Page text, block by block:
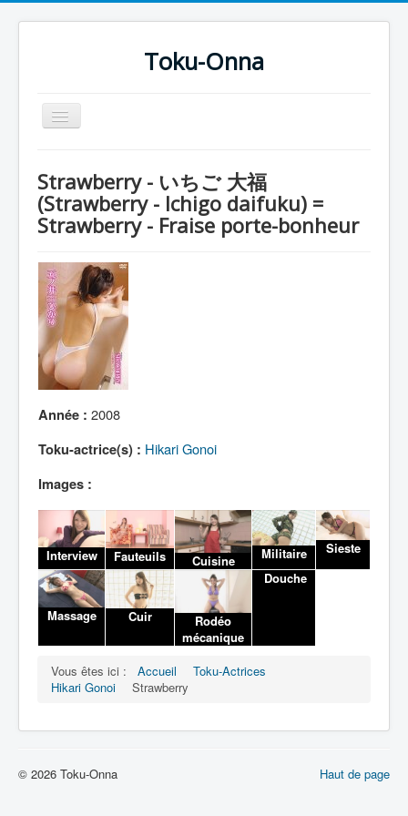
Toku-Onna
Basculer
la
Toku-Actrices
Toku-Critiques
Films
COSAA
Dessins
Artiste Asperger
Lexique
Strawberry - いちご 大福
(Strawberry - Ichigo daifuku) =
Strawberry - Fraise porte-bonheur
Année : 2008
Toku-actrice(s) : Hikari Gonoi
Images :
Interview Fauteuils Cuisine Militaire Sieste
Massage Cuir
Rodéo
mécanique
Douche
Vous êtes ici : Accueil
Toku-Actrices
Hikari Gonoi
Strawberry
Haut de page
© 2026 Toku-Onna